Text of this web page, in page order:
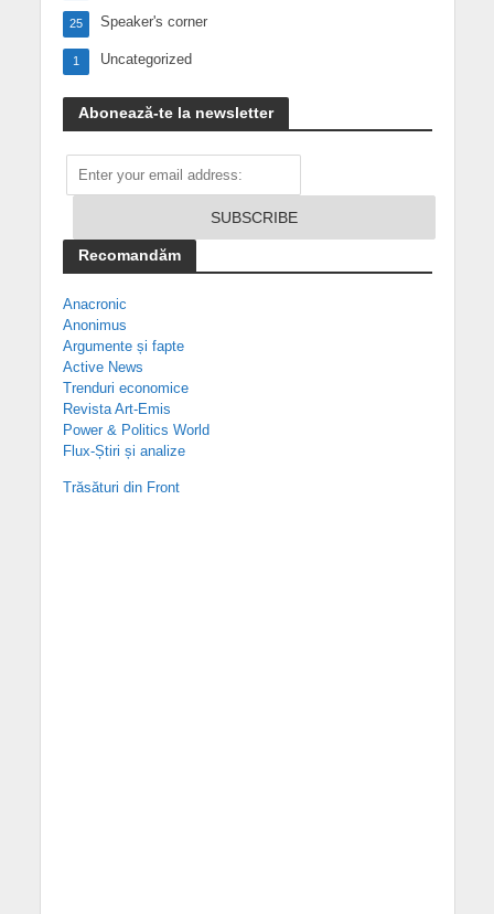
Speaker's corner
25
Uncategorized
1
Abonează-te la newsletter
Recomandăm
Anacronic
Anonimus
Argumente și fapte
Active News
Trenduri economice
Revista Art-Emis
Power & Politics World
Flux-Știri și analize
Trăsături din Front